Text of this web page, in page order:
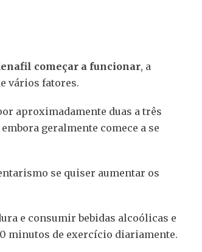
começar a funcionar, a
vários fatores.
aproximadamente duas a três
geralmente comece a se
se quiser aumentar os
e consumir bebidas alcoólicas e
minutos de exercício diariamente.